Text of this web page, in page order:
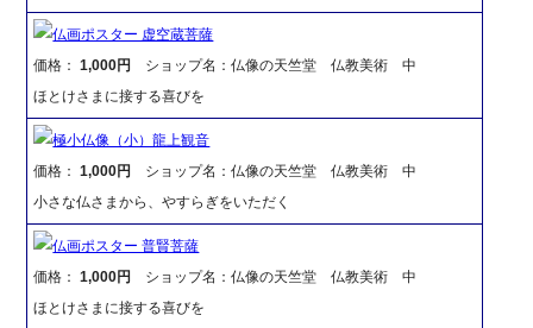
仏画ポスター 虚空蔵菩薩
価格：1,000円
ショップ名：仏像の天竺堂 仏教美術 中
ほとけさまに接する喜びを
極小仏像（小）龍上観音
価格：1,000円
ショップ名：仏像の天竺堂 仏教美術 中
小さな仏さまから、やすらぎをいただく
仏画ポスター 普賢菩薩
価格：1,000円
ショップ名：仏像の天竺堂 仏教美術 中
ほとけさまに接する喜びを